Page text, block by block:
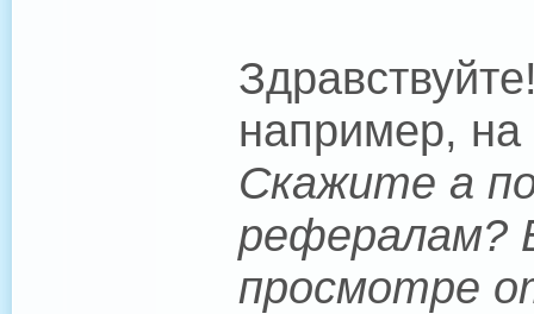
например, на
Скажите а
рефералам?
просмотре